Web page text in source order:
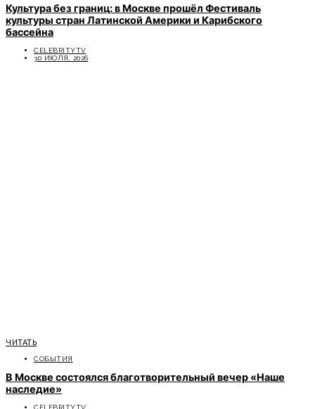
Культура без границ: в Москве прошёл Фестиваль
культуры стран Латинской Америки и Карибского
бассейна
CELEBRITYTV
30 ИЮЛЯ, 2026
ЧИТАТЬ
СОБЫТИЯ
В Москве состоялся благотворительный вечер «Наше
наследие»
CELEBRITYTV